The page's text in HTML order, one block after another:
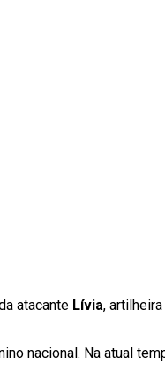
atacante Lívia,
nacional. Na atual